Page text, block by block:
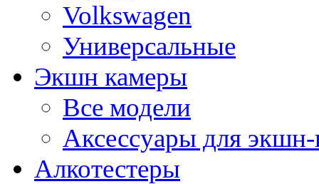
Volkswagen
Универсальные
Экшн камеры
Все модели
Аксессуары для
Алкотестеры